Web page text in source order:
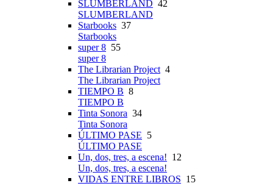
SLUMBERLAND 42
SLUMBERLAND
Starbooks 37
Starbooks
super 8 55
super 8
The Librarian Project 4
The Librarian Project
TIEMPO B 8
TIEMPO B
Tinta Sonora 34
Tinta Sonora
ÚLTIMO PASE 5
ÚLTIMO PASE
Un, dos, tres, a escena! 12
Un, dos, tres, a escena!
VIDAS ENTRE LIBROS 15